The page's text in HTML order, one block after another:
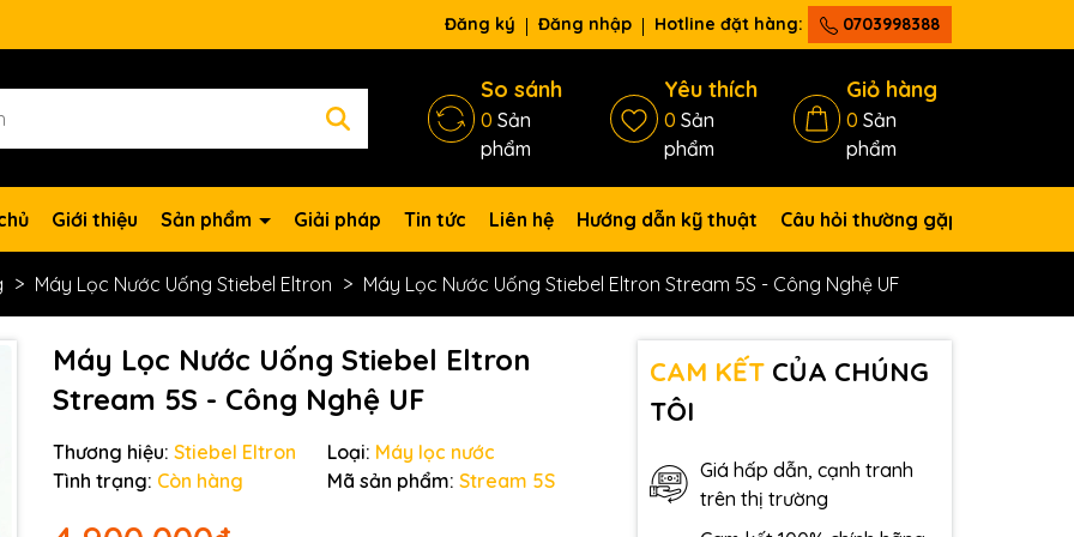
chờ đợi bạn Đăng ký Đăng nhập Hotline đặt hàng: 0703998388
So sánh
0 Sản
phẩm
Yêu thích
0 Sản
phẩm
Giỏ hàng
0 Sản
phẩm
Giới thiệu Sản phẩm Giải pháp Tin tức Liên hệ Hướng dẫn kỹ thuật Câu hỏi thường gặp
Máy Lọc Nước Uống Stiebel Eltron Máy Lọc Nước Uống Stiebel Eltron Stream 5S - Công Nghệ UF
Máy Lọc Nước Uống Stiebel Eltron
Stream 5S - Công Nghệ UF
Thương hiệu: Stiebel Eltron Loại: Máy lọc nước
Tình trạng: Còn hàng Mã sản phẩm: Stream 5S
CAM KẾTCỦA CHÚNG
TÔI
Giá hấp dẫn, cạnh tranh
trên thị trường
Mã giảm giá: